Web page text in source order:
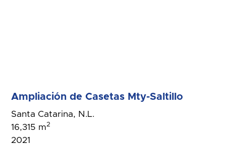
Ampliación de Casetas Mty-Saltillo
Santa Catarina, N.L.
16,315 m2
2021